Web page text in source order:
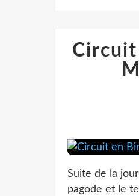
Suite de la
pagode et le